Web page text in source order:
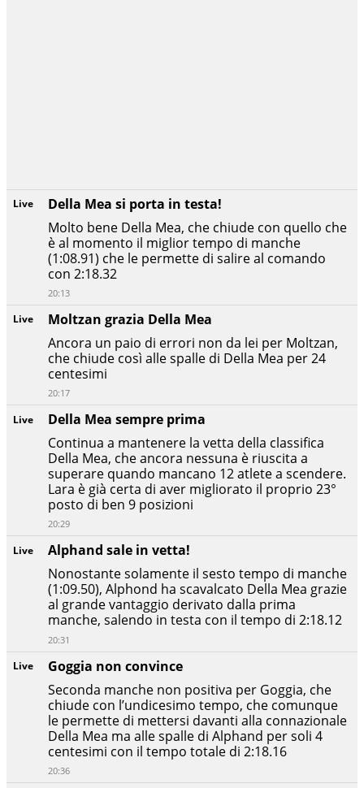
Live
Goggia non convince
Seconda manche non positiva per Goggia, che
chiude con l’undicesimo tempo, che comunque
le permette di mettersi davanti alla connazionale
Della Mea ma alle spalle di Alphand per soli 4
centesimi con il tempo totale di 2:18.16
20:36
Live
Alphand sale in vetta!
Nonostante solamente il sesto tempo di manche
(1:09.50), Alphond ha scavalcato Della Mea grazie
al grande vantaggio derivato dalla prima
manche, salendo in testa con il tempo di 2:18.12
20:31
Live
Della Mea sempre prima
Continua a mantenere la vetta della classifica
Della Mea, che ancora nessuna è riuscita a
superare quando mancano 12 atlete a scendere.
Lara è già certa di aver migliorato il proprio 23°
posto di ben 9 posizioni
20:29
Live
Moltzan grazia Della Mea
Ancora un paio di errori non da lei per Moltzan,
che chiude così alle spalle di Della Mea per 24
centesimi
20:17
Live
Della Mea si porta in testa!
Molto bene Della Mea, che chiude con quello che
è al momento il miglior tempo di manche
(1:08.91) che le permette di salire al comando
con 2:18.32
20:13